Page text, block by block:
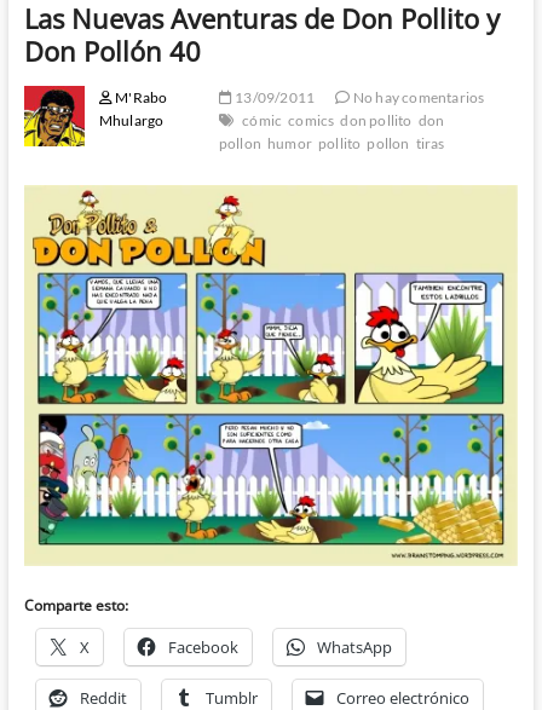
Las Nuevas Aventuras de Don Pollito y
Don Pollón 40
M'Rabo
Mhulargo
13/09/2011
No hay comentarios
cómic comics don pollito don
pollon humor pollito pollon tiras
Comparte esto:
X Facebook WhatsApp
Reddit Tumblr Correo electrónico